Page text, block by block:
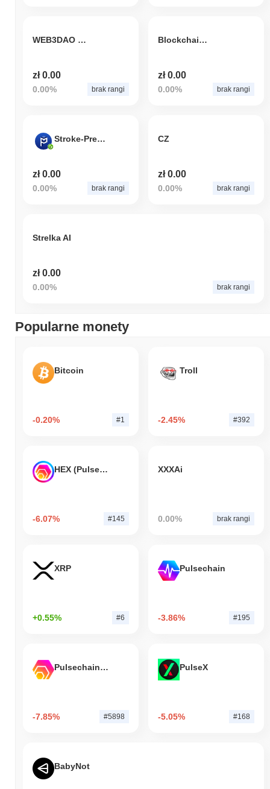
WEB3DAO Token
zł 0.00
0.00% brak rangi
Blockchain storage room
zł 0.00
0.00% brak rangi
Stroke-Prevention GenomicDAO
zł 0.00
0.00% brak rangi
CZ
zł 0.00
0.00% brak rangi
Strelka AI
zł 0.00
0.00% brak rangi
Popularne monety
Bitcoin
-0.20% #1
Troll
-2.45% #392
HEX (Pulsechain)
-6.07% #145
XXXAi
0.00% brak rangi
XRP
+0.55% #6
Pulsechain
-3.86% #195
Pulsechain Bridged HEX (Pulsechain)
-7.85% #5898
PulseX
-5.05% #168
BabyNot